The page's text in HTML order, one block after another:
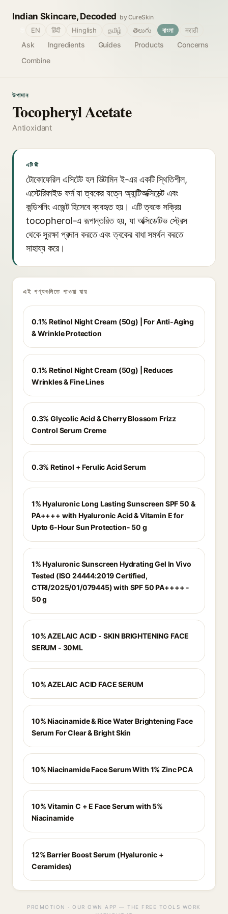
Indian Skincare, Decoded by CureSkin
Ask Ingredients Guides Products
Concerns
Combine
EN हिंदी Hinglish தமிழ் తెలుగు বাংলা मराठी
উপাদান
Tocopheryl Acetate
Antioxidant
এটি কী
টোকোফেরিল এসিটেট হল ভিটামিন ই-এর একটি স্থিতিশীল,
এস্টেরিফাইড ফর্ম যা ত্বকের যত্নে অ্যান্টিঅক্সিডেন্ট এবং
কন্ডিশনিং এজেন্ট হিসেবে ব্যবহৃত হয়। এটি ত্বকে সক্রিয়
tocopherol-এ রূপান্তরিত হয়, যা অক্সিডেটিভ স্ট্রেস
থেকে সুরক্ষা প্রদান করতে এবং ত্বকের বাধা সমর্থন করতে
সাহায্য করে।
এই পণ্যগুলিতে পাওয়া যায়
0.1% Retinol Night Cream (50g) | For Anti-Aging
& Wrinkle Protection
0.1% Retinol Night Cream (50g) | Reduces
Wrinkles & Fine Lines
0.3% Glycolic Acid & Cherry Blossom Frizz
Control Serum Creme
0.3% Retinol + Ferulic Acid Serum
1% Hyaluronic Long Lasting Sunscreen SPF 50 &
PA++++ with Hyaluronic Acid & Vitamin E for
Upto 6-Hour Sun Protection- 50 g
1% Hyaluronic Sunscreen Hydrating Gel In Vivo
Tested (ISO 24444:2019 Certified,
CTRI/2025/01/079445) with SPF 50 PA++++ -
50 g
10% AZELAIC ACID - SKIN BRIGHTENING FACE
SERUM - 30ML
10% AZELAIC ACID FACE SERUM
10% Niacinamide & Rice Water Brightening Face
Serum For Clear & Bright Skin
10% Niacinamide Face Serum With 1% Zinc PCA
10% Vitamin C + E Face Serum with 5%
Niacinamide
12% Barrier Boost Serum (Hyaluronic +
Ceramides)
PROMOTION · OUR OWN APP — THE FREE TOOLS WORK